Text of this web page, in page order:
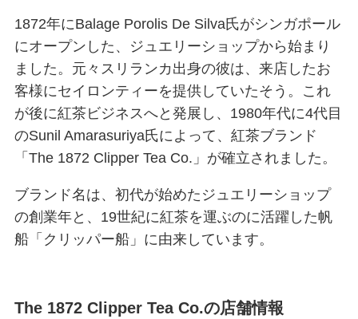
1872年にBalage Porolis De Silva氏がシンガポール
にオープンした、ジュエリーショップから始まり
ました。元々スリランカ出身の彼は、来店したお
客様にセイロンティーを提供していたそう。これ
が後に紅茶ビジネスへと発展し、1980年代に4代目
のSunil Amarasuriya氏によって、紅茶ブランド
「The 1872 Clipper Tea Co.」が確立されました。
ブランド名は、初代が始めたジュエリーショップ
の創業年と、19世紀に紅茶を運ぶのに活躍した帆
船「クリッパー船」に由来しています。
The 1872 Clipper Tea Co.の店舗情報